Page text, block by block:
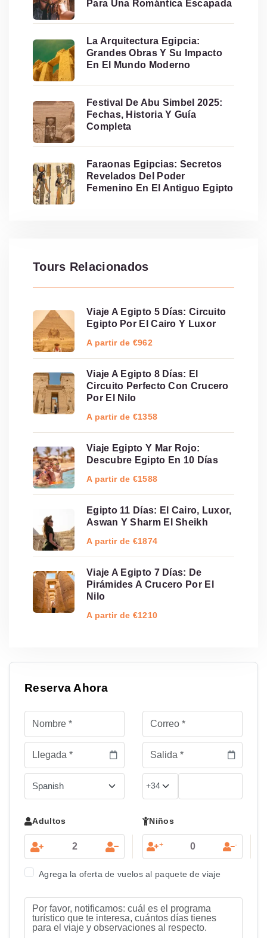
Para Una Romántica Escapada
La Arquitectura Egipcia:
Grandes Obras Y Su Impacto
En El Mundo Moderno
Festival De Abu Simbel 2025:
Fechas, Historia Y Guía
Completa
Faraonas Egipcias: Secretos
Revelados Del Poder
Femenino En El Antiguo Egipto
Tours Relacionados
Viaje A Egipto 5 Días: Circuito
Egipto Por El Cairo Y Luxor
A partir de €962
Viaje A Egipto 8 Días: El
Circuito Perfecto Con Crucero
Por El Nilo
A partir de €1358
Viaje Egipto Y Mar Rojo:
Descubre Egipto En 10 Días
A partir de €1588
Egipto 11 Días: El Cairo, Luxor,
Aswan Y Sharm El Sheikh
A partir de €1874
Viaje A Egipto 7 Días: De
Pirámides A Crucero Por El
Nilo
A partir de €1210
Reserva Ahora
Adultos Niños
+ -
Agrega la oferta de vuelos al paquete de viaje